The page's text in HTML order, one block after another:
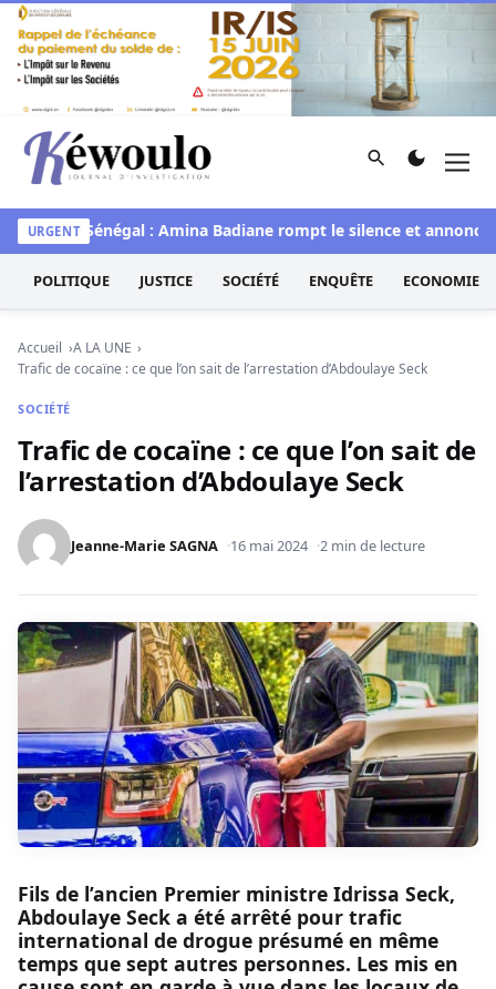
Aller au contenu
Kéwoulo, le premier site d'information et d'investigation
Rechercher
URGENT
Miss Sénégal : Amina Badiane rompt le silence et annonce
POLITIQUE JUSTICE SOCIÉTÉ ENQUÊTE ECONOMIE
Accueil
A LA UNE
Trafic de cocaïne : ce que l’on sait de l’arrestation d’Abdoulaye Seck
SOCIÉTÉ
Trafic de cocaïne : ce que l’on sait de
l’arrestation d’Abdoulaye Seck
Jeanne-Marie SAGNA 16 mai 2024 2 min de lecture
Fils de l’ancien Premier ministre Idrissa Seck,
Abdoulaye Seck a été arrêté pour trafic
international de drogue présumé en même
temps que sept autres personnes. Les mis en